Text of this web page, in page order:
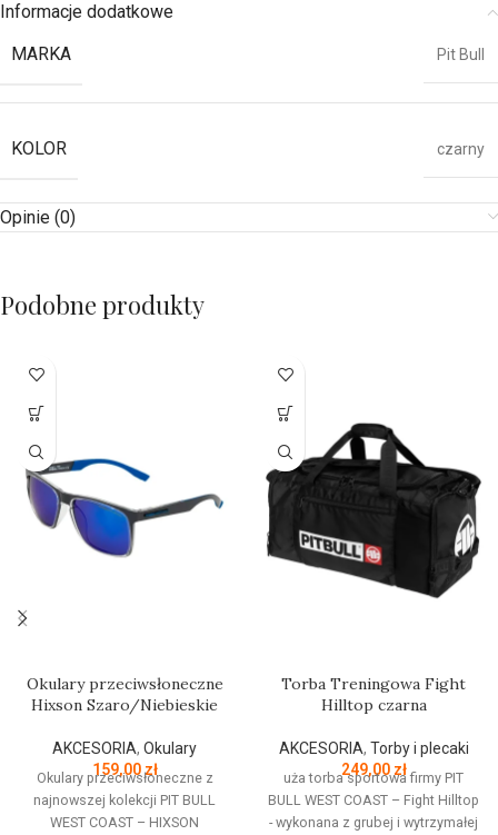
Informacje dodatkowe
MARKA
Pit Bull
KOLOR czarny
Opinie (0)
Podobne produkty
Okulary przeciwsłoneczne
Hixson Szaro/Niebieskie
AKCESORIA, Okulary
159,00zł
Okulary przeciwsłoneczne z
najnowszej kolekcji PIT BULL
WEST COAST – HIXSON
Torba Treningowa Fight
Hilltop czarna
AKCESORIA, Torby i plecaki
249,00 zł
uża torba sportowa firmy PIT
BULL WEST COAST – Fight Hilltop
- wykonana z grubej i wytrzymałej